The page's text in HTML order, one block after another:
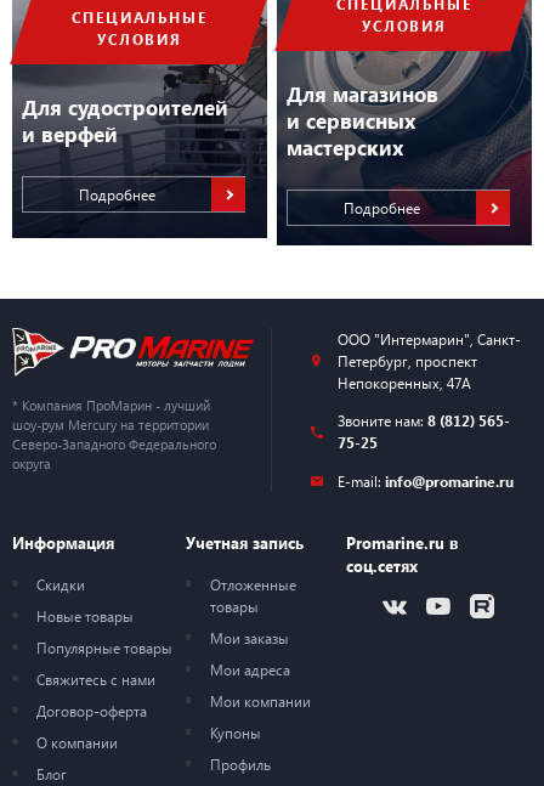
СПЕЦИАЛЬНЫЕ
УСЛОВИЯ
Для судостроителей
и верфей
Подробнее
УСЛОВИЯ
Для магазинов
и сервисных
мастерских
Подробнее
* Компания ПроМарин - лучший
шоу-рум Mercury на территории
Северо-Западного Федерального
округа
ООО "Интермарин" Санкт-
Петербург, проспект
Непокоренных, 47А
Звоните нам: 8 (812) 565-
75-25
E-mail: info@promarine.ru
Информация
Скидки
Новые товары
Популярные товары
Свяжитесь с нами
Договор-оферта
О компании
Блог
Учетная запись
Отложенные
товары
Мои заказы
Мои адреса
Мои компании
Купоны
Профиль
Promarine.ru в
соц.сетях